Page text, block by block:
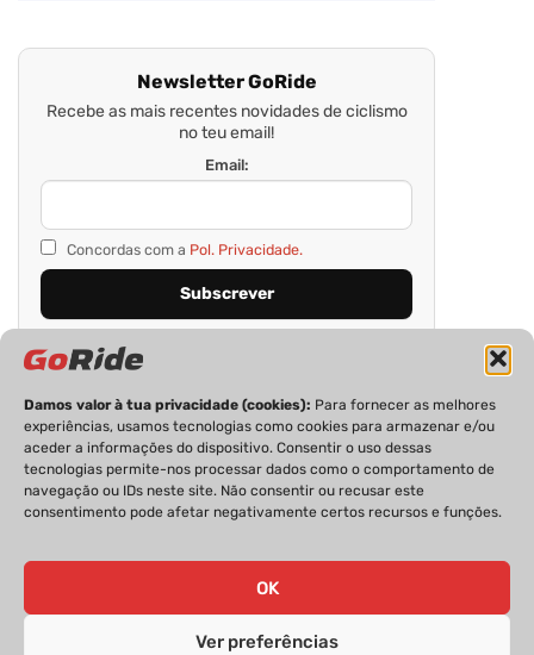
Damos valor à tua privacidade (cookies): Para fornecer as melhores
experiências, usamos tecnologias como cookies para armazenar e/ou
aceder a informações do dispositivo. Consentir o uso dessas
tecnologias permite-nos processar dados como o comportamento de
navegação ou IDs neste site. Não consentir ou recusar este
consentimento pode afetar negativamente certos recursos e funções.
OK
Ver preferências
Newsletter GoRide
Recebe as mais recentes novidades de ciclismo
no teu email!
Email:
Concordas com a Pol. Privacidade.
PRIVACIDADE FICHA TÉCNICA
ESTATUTO EDITORIAL